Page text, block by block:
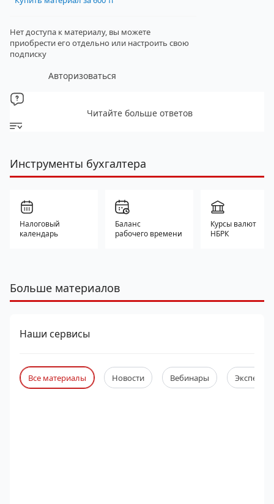
Нет доступа к материалу, вы можете
приобрести его отдельно или настроить свою
подписку
Авторизоваться
Читайте больше ответов
Инструменты бухгалтера
Налоговый
календарь
Баланс
рабочего времени
Курсы валют
НБРК
Больше материалов
Наши сервисы
Все материалы Новости Вебинары